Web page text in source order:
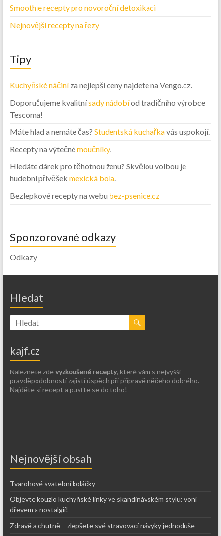
Smoothie recepty pro novoroční detoxikaci
Nejnovější recepty na řezy
Tipy
Kuchyňské náčiníza nejlepší ceny najdete na Vengo.cz.
Doporučujeme kvalitnísady nádobíod tradičního výrobce
Tescoma!
Máte hlad a nemáte čas? Studentská kuchařkavás uspokojí.
Recepty na výtečnémoučníky.
Hledáte dárek pro těhotnou ženu? Skvělou volbou je
hudební přívěšek mexická bola.
Bezlepkové recepty na webu bez-psenice.cz
Sponzorované odkazy
Odkazy
Hledat
kajf.cz
Naleznete zde vyzkoušené recepty, které vám s nejvyšší
pravděpodobností zajistí úspěch při přípravě něčeho dobrého.
Najděte si recept a pusťte se do toho!
Nejnovější obsah
Tvarohové svatební koláčky
Objevte kouzlo kuchyňské linky ve skandinávském stylu: voní
dřevem a nostalgií!
Zdravě a chutně – zlepšete své stravovací návyky jednoduše